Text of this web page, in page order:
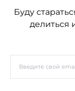
Буду
делиться